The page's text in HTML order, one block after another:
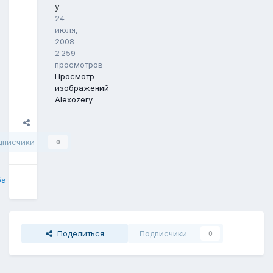
y
24
июля,
2008
2 259
просмотров
Просмотр
изображений
Alexozery
0
Поделиться Подписчики 0